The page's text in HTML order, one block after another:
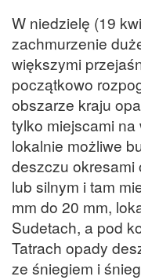
W niedzielę (19
zachmurzenie
większymi
początkowo
obszarze kraju
tylko miejscami
lokalnie możliwe
deszczu okresami
lub silnym i tam
mm do 20 mm,
Sudetach, a pod
Tatrach opady
ze śniegiem i